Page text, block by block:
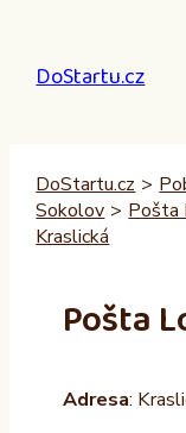
obsah
DoStartu.cz
DoStartu.cz >
Sokolov > Pošta
Kraslická
Pošta
Adresa: